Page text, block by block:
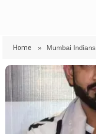
Home » Mumbai Indians